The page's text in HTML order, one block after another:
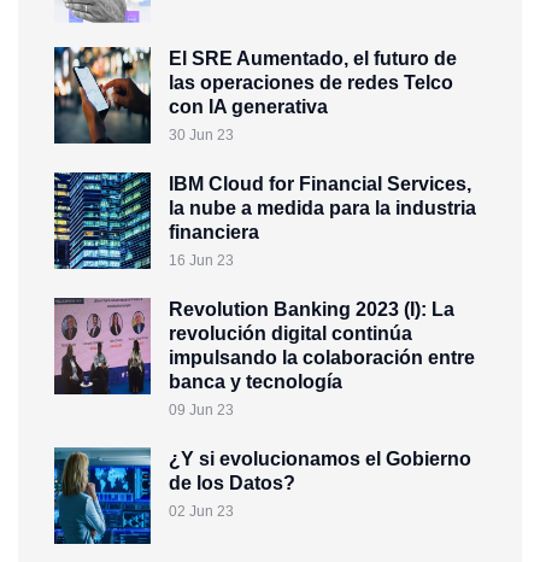
El SRE Aumentado, el futuro de
las operaciones de redes Telco
con IA generativa
30 Jun 23
IBM Cloud for Financial Services,
la nube a medida para la industria
financiera
16 Jun 23
Revolution Banking 2023 (I): La
revolución digital continúa
impulsando la colaboración entre
banca y tecnología
09 Jun 23
¿Y si evolucionamos el Gobierno
de los Datos?
02 Jun 23